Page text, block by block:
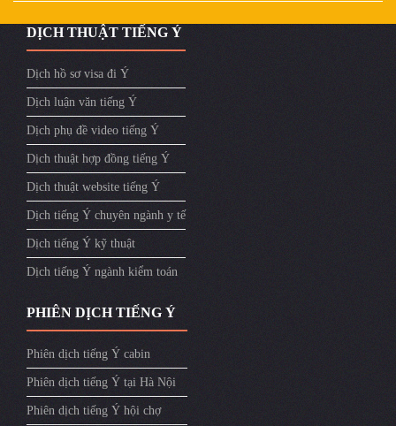
DỊCH THUẬT TIẾNG Ý
Dịch hồ sơ visa đi Ý
Dịch luận văn tiếng Ý
Dịch phụ đề video tiếng Ý
Dịch thuật hợp đồng tiếng Ý
Dịch thuật website tiếng Ý
Dịch tiếng Ý chuyên ngành y tế
Dịch tiếng Ý kỹ thuật
Dịch tiếng Ý ngành kiểm toán
PHIÊN DỊCH TIẾNG Ý
Phiên dịch tiếng Ý cabin
Phiên dịch tiếng Ý tại Hà Nội
Phiên dịch tiếng Ý hội chợ